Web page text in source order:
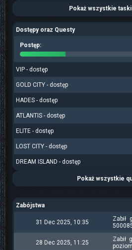
Pokaż wszystkie
Dostępy oraz Questy
Postęp:
VIP - dostęp
GOLD CITY - dostęp
HADES - dostęp
ATLANTIS - dostęp
ELITE - dostęp
LOST CITY - dostęp
DREAM ISLAND - dostęp
Pokaż wszystkie
Zabójstwa
31 Dec 2025, 10:35 Zabił
28 Dec 2025, 11:25 Zabił